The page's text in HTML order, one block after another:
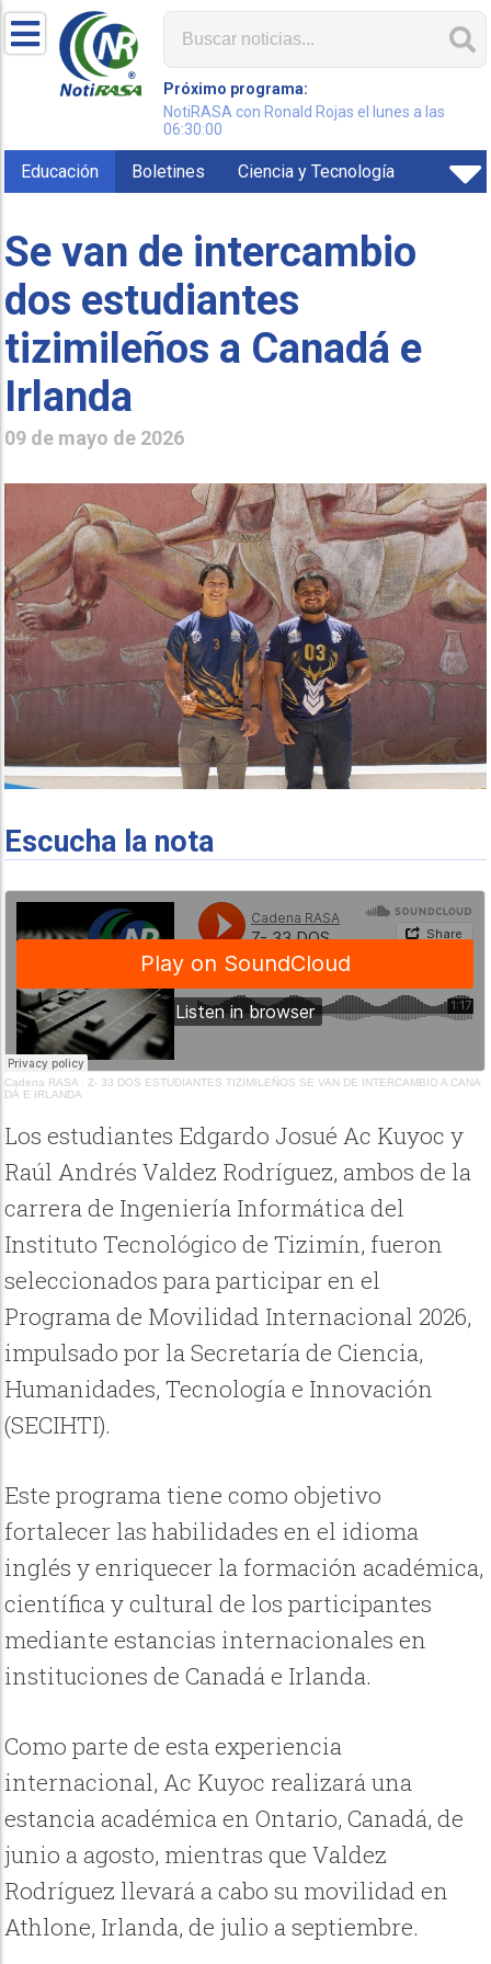
Próximo programa:
NotiRASA con Ronald Rojas el lunes a las
06:30:00
Educación Boletines Ciencia y Tecnología
Se van de intercambio
dos estudiantes
tizimileños a Canadá e
Irlanda
09 de mayo de 2026
Escucha la nota
Cadena RASA · Z- 33 DOS ESTUDIANTES TIZIMILEÑOS SE VAN DE INTERCAMBIO A CANA
DÁ E IRLANDA
Los estudiantes Edgardo Josué Ac Kuyoc y
Raúl Andrés Valdez Rodríguez, ambos de la
carrera de Ingeniería Informática del
Instituto Tecnológico de Tizimín, fueron
seleccionados para participar en el
Programa de Movilidad Internacional 2026,
impulsado por la Secretaría de Ciencia,
Humanidades, Tecnología e Innovación
(SECIHTI).
Este programa tiene como objetivo
fortalecer las habilidades en el idioma
inglés y enriquecer la formación académica,
científica y cultural de los participantes
mediante estancias internacionales en
instituciones de Canadá e Irlanda.
Como parte de esta experiencia
internacional, Ac Kuyoc realizará una
estancia académica en Ontario, Canadá, de
junio a agosto, mientras que Valdez
Rodríguez llevará a cabo su movilidad en
Athlone, Irlanda, de julio a septiembre.